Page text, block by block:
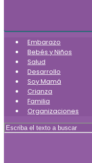
Embarazo
Bebés y Niños
Salud
Desarrollo
Soy Mamá
Crianza
Familia
Organizaciones